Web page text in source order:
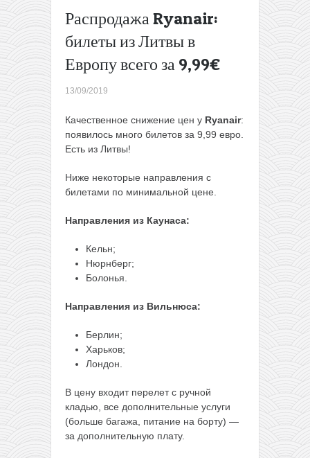
Распродажа Ryanair:
билеты из Литвы в
Европу всего за 9,99€
13/09/2019
Качественное снижение цен у Ryanair:
появилось много билетов за 9,99 евро.
Есть из Литвы!
Ниже некоторые направления с
билетами по минимальной цене.
Направления из Каунаса:
Кельн;
Нюрнберг;
Болонья.
Направления из Вильнюса:
Берлин;
Харьков;
Лондон.
В цену входит перелет с ручной
кладью, все дополнительные услуги
(больше багажа, питание на борту) —
за дополнительную плату.
одну
сторону
200,000